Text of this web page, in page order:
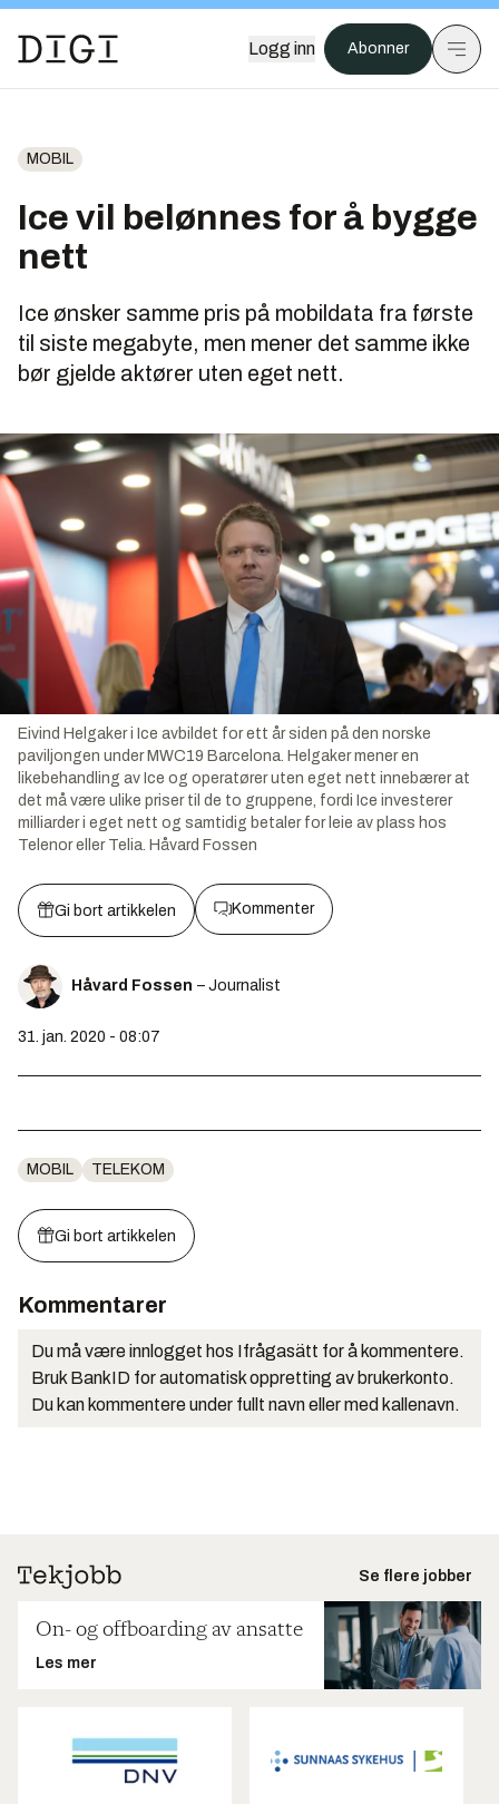
Logg inn Abonner
MOBIL
Ice vil belønnes for å bygge
nett
Ice ønsker samme pris på mobildata fra første
til siste megabyte, men mener det samme ikke
bør gjelde aktører uten eget nett.
Eivind Helgaker i Ice avbildet for ett år siden på den norske
paviljongen under MWC19 Barcelona. Helgaker mener en
likebehandling av Ice og operatører uten eget nett innebærer at
det må være ulike priser til de to gruppene, fordi Ice investerer
milliarder i eget nett og samtidig betaler for leie av plass hos
Telenor eller Telia. Håvard Fossen
Gi bort artikkelen Kommenter
Håvard Fossen – Journalist
31. jan. 2020 - 08:07
MOBIL TELEKOM
Gi bort artikkelen
Kommentarer
Du må være innlogget hos Ifrågasätt for å kommentere.
Bruk BankID for automatisk oppretting av brukerkonto.
Du kan kommentere under fullt navn eller med kallenavn.
Se flere jobber
On- og offboarding av ansatte
Les mer